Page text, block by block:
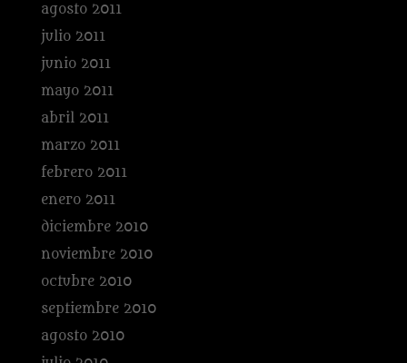
agosto 2011
julio 2011
junio 2011
mayo 2011
abril 2011
marzo 2011
febrero 2011
enero 2011
diciembre 2010
noviembre 2010
octubre 2010
septiembre 2010
agosto 2010